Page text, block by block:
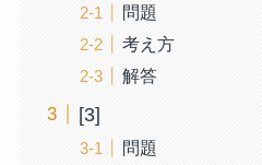
問題
考え方
解答
[3]
問題